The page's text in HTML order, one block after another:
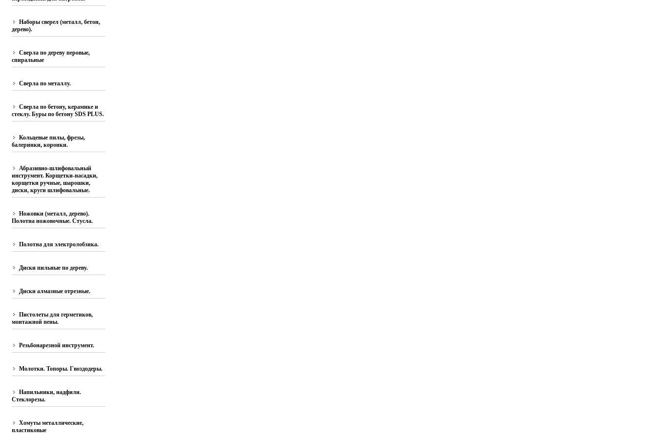
Наборы сверел (металл, бетон,
дерево).
Сверла по дереву перовые,
спиральные
Сверла по металлу.
Сверла по бетону, керамике и
стеклу. Буры по бетону SDS PLUS.
Кольцевые пилы, фрезы,
балеринки, коронки.
Абразивно-шлифовальный
инструмент. Корщетки-насадки,
корщетки ручные, шарошки,
диски, круги шлифовальные.
Ножовки (металл, дерево).
Полотна ножовочные. Стусла.
Полотна для электролобзика.
Диски пильные по дереву.
Диски алмазные отрезные.
Пистолеты для герметиков,
монтажной пены.
Резьбонарезной инструмент.
Молотки. Топоры. Гвоздодеры.
Напильники, надфили.
Стеклорезы.
Хомуты металлические,
пластиковые